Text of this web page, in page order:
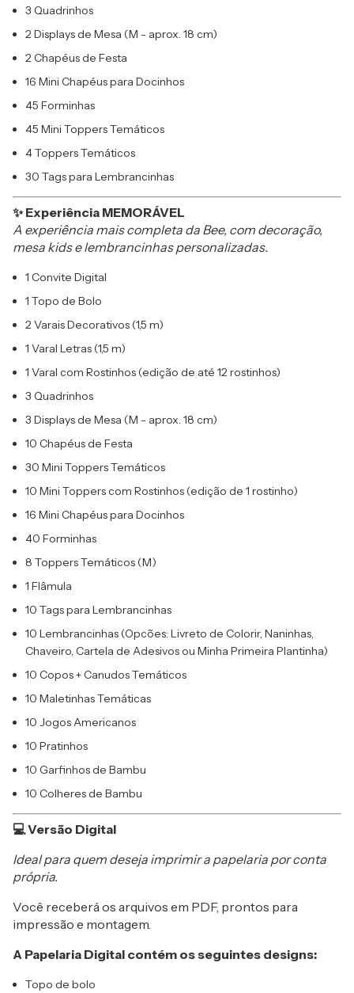
3 Quadrinhos
2 Displays de Mesa (M - aprox. 18 cm)
2 Chapéus de Festa
16 Mini Chapéus para Docinhos
45 Forminhas
45 Mini Toppers Temáticos
4 Toppers Temáticos
30 Tags para Lembrancinhas
✨ Experiência MEMORÁVEL
A experiência mais completa da Bee, com decoração,
mesa kids e lembrancinhas personalizadas.
1 Convite Digital
1 Topo de Bolo
2 Varais Decorativos (1,5 m)
1 Varal Letras (1,5 m)
1 Varal com Rostinhos (edição de até 12 rostinhos)
3 Quadrinhos
3 Displays de Mesa (M - aprox. 18 cm)
10 Chapéus de Festa
30 Mini Toppers Temáticos
10 Mini Toppers com Rostinhos (edição de 1 rostinho)
16 Mini Chapéus para Docinhos
40 Forminhas
8 Toppers Temáticos (M)
1 Flâmula
10 Tags para Lembrancinhas
10 Lembrancinhas (Opcões: Livreto de Colorir, Naninhas,
Chaveiro, Cartela de Adesivos ou Minha Primeira Plantinha)
10 Copos + Canudos Temáticos
10 Maletinhas Temáticas
10 Jogos Americanos
10 Pratinhos
10 Garfinhos de Bambu
10 Colheres de Bambu
💻 Versão Digital
Ideal para quem deseja imprimir a papelaria por conta
própria.
Você receberá os arquivos em PDF, prontos para
impressão e montagem.
A Papelaria Digital contém os seguintes designs:
Topo de bolo